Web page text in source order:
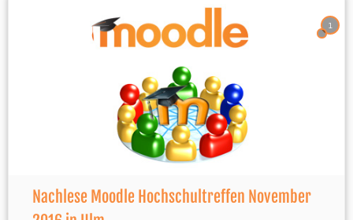
1
Nachlese Moodle Hochschultreffen November